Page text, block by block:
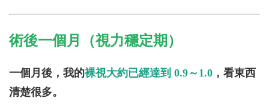
術後一個月（視力穩定期）
一個月後，我的裸視大約已經達到 0.9～1.0 ，看東西
清楚很多。